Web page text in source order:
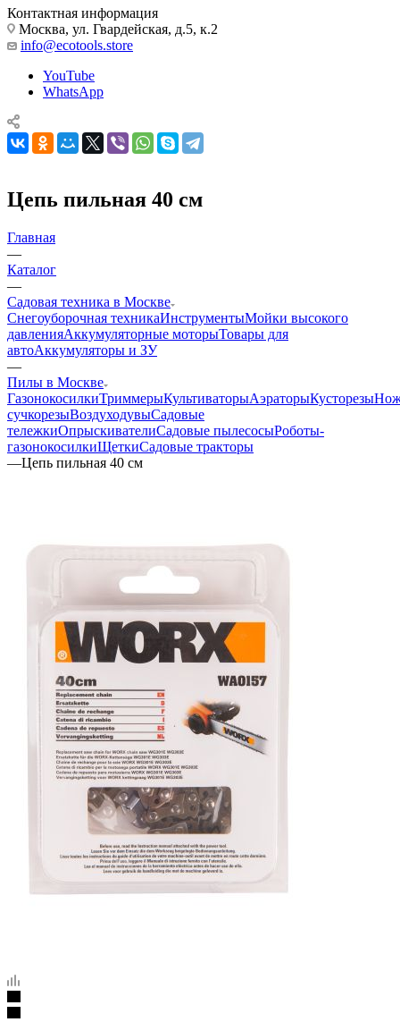
Контактная информация
Москва, ул. Гвардейская, д.5, к.2
info@ecotools.store
YouTube
WhatsApp
Цепь пильная 40 см
Главная
—
Каталог
—
Садовая техника в Москве
Снегоуборочная техникаИнструментыМойки высокого
давленияАккумуляторные моторыТовары для
автоАккумуляторы и ЗУ
—
Пилы в Москве
ГазонокосилкиТриммерыКультиваторыАэраторыКусторезы
сучкорезыВоздуходувыСадовые
тележкиОпрыскивателиСадовые пылесосыРоботы-
газонокосилкиЩеткиСадовые тракторы
—Цепь пильная 40 см